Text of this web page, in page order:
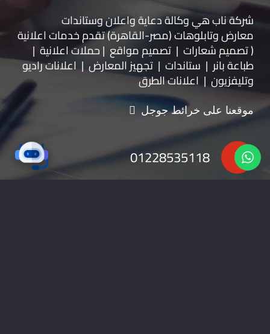
شركة ناب هي وكالة دعاية واعلان وستاندات
معارضوتابلوهات(مصر-القاهرة) تقدم خدمات اعلانية
( تصميم شعارات | تصميم مواقع | حملات اعلانية |
طباعة بانر | ستاندات | تجهيز المعارض | اعلانات راديو
وتليفزيون | اعلانات الطرق
موقعنا على خرائط جوجل
01228535118